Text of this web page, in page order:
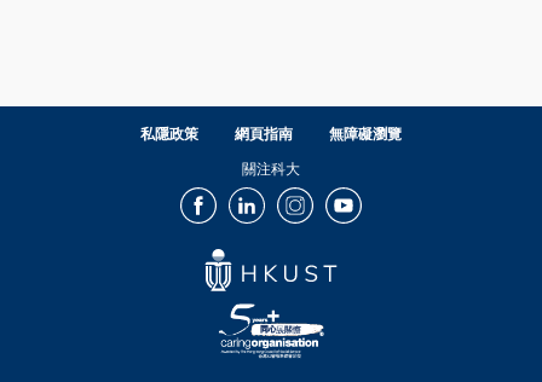
私隱政策 網頁指南 無障礙瀏覽
關注科大
FacebookLinkedInInstagramYoutube